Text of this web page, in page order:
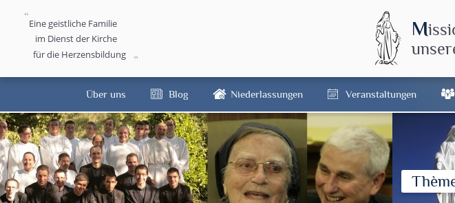
Eine geistliche Familie
im Dienst der Kirche
für die Herzensbildung
M
Über uns Blog Niederlassungen Veranstaltungen